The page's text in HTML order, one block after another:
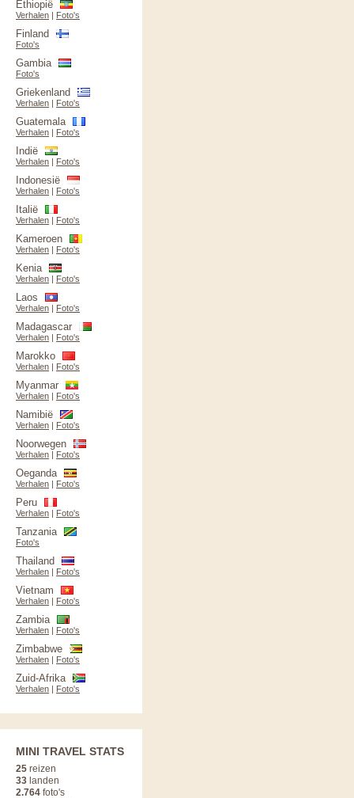
Ethiopië
Verhalen | Foto's
Finland
Foto's
Gambia
Foto's
Griekenland
Verhalen | Foto's
Guatemala
Verhalen | Foto's
Indië
Verhalen | Foto's
Indonesië
Verhalen | Foto's
Italië
Verhalen | Foto's
Kameroen
Verhalen | Foto's
Kenia
Verhalen | Foto's
Laos
Verhalen | Foto's
Madagascar
Verhalen | Foto's
Marokko
Verhalen | Foto's
Myanmar
Verhalen | Foto's
Namibië
Verhalen | Foto's
Noorwegen
Verhalen | Foto's
Oeganda
Verhalen | Foto's
Peru
Verhalen | Foto's
Tanzania
Foto's
Thailand
Verhalen | Foto's
Vietnam
Verhalen | Foto's
Zambia
Verhalen | Foto's
Zimbabwe
Verhalen | Foto's
Zuid-Afrika
Verhalen | Foto's
MINI TRAVEL STATS
25 reizen
33 landen
2.764 foto's